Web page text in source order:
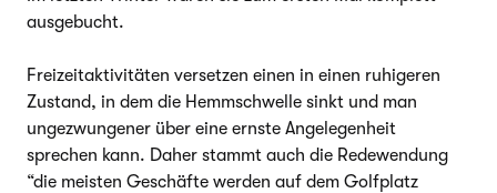
ausgebucht.
Freizeitaktivitäten versetzen einen in einen ruhigeren
Zustand, in dem die Hemmschwelle sinkt und man
ungezwungener über eine ernste Angelegenheit
sprechen kann. Daher stammt auch die Redewendung
“die meisten Geschäfte werden auf dem Golfplatz